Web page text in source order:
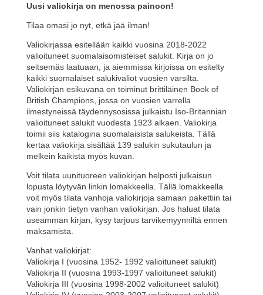
b
o
o
k
st
dI
n
A
p
Uusi valiokirja on menossa painoon!
Tilaa omasi jo nyt, etkä jää ilman!
Valiokirjassa esitellään kaikki vuosina 2018-2022
valioituneet suomalaisomisteiset salukit. Kirja on jo
seitsemäs laatuaan, ja aiemmissa kirjoissa on esitelty
kaikki suomalaiset salukivaliot vuosien varsilta.
Valiokirjan esikuvana on toiminut brittiläinen Book of
British Champions, jossa on vuosien varrella
ilmestyneissä täydennysosissa julkaistu Iso-Britannian
valioituneet salukit vuodesta 1923 alkaen. Valiokirja
toimii siis katalogina suomalaisista salukeista. Tällä
kertaa valiokirja sisältää 139 salukin sukutaulun ja
melkein kaikista myös kuvan.
Voit tilata uunituoreen valiokirjan helposti julkaisun
lopusta löytyvän linkin lomakkeella. Tällä lomakkeella
voit myös tilata vanhoja valiokirjoja samaan pakettiin tai
vain jonkin tietyn vanhan valiokirjan. Jos haluat tilata
useamman kirjan, kysy tarjous tarvikemyynniltä ennen
maksamista.
Vanhat valiokirjat:
Valiokirja I (vuosina 1952- 1992 valioituneet salukit)
Valiokirja II (vuosina 1993-1997 valioituneet salukit)
Valiokirja III (vuosina 1998-2002 valioituneet salukit)